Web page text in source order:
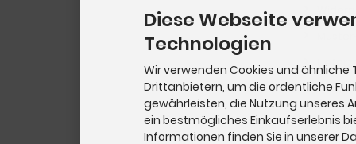
Cookie
Diese Webseite
Technologien
Wir verwenden Cookies und ähnliche
Drittanbietern, um die ordentliche
gewährleisten, die Nutzung unseres
ein bestmögliches Einkaufserlebnis
Informationen finden Sie in unserer